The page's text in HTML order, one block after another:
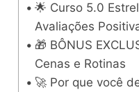
🌟 Curso 5.0
Avaliações
🎁 BÔNUS
Cenas e Rotinas
🚀 Por que você